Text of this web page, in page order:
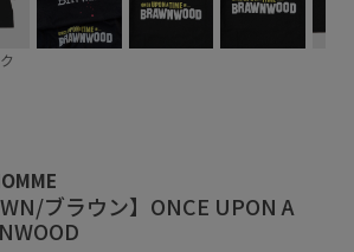
ブラウン】ONCE UPON A